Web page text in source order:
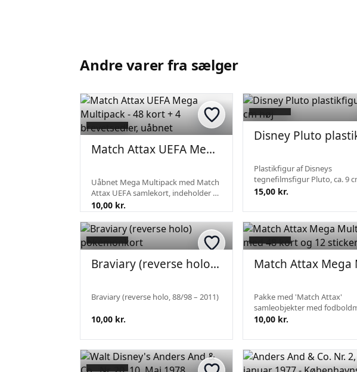
Andre varer fra sælger
Match Attax UEFA Mega Multipack - 48 kort + 4 brevetsedler, uåbnet
Uåbnet Mega Multipack med Match
Attax UEFA samlekort, indeholder 48
kort samt 4 brevetsedler. Pakken
præsentere nyere kort med billeder
af fodboldspillere og Europa
League-logoe...
10,00 kr.
Plastikfigur af Disneys
tegnefilmsfigur Pluto, ca. 9
højden. Fremstillet i hård
god stand uden synlige
misfarvninger...
15,00 kr.
Braviary (reverse holo) pokémonkort
Braviary (reverse holo, 88/98 – 2011)
10,00 kr.
Pakke med 'Match Attax'
samleobjekter med
Indeholder 48 kort og 12
Pakken er uåbnet, men
viser tegn på almind...
10,00 kr.